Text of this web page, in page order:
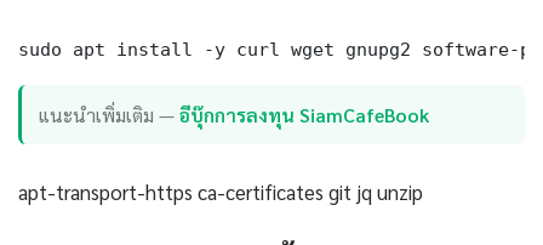
sudo apt install -y curl wget gnupg2 software-
แนะนำเพิ่มเติม —อีบุ๊กการลงทุน SiamCafeBook
apt-transport-https ca-certificates git jq unzip